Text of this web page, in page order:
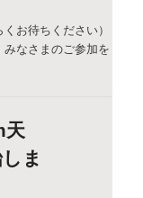
お待ちください）
なさまのご参加を
天
ま